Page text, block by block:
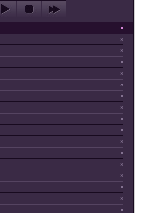
×
×
×
×
×
×
×
×
×
×
×
×
×
×
×
×
×